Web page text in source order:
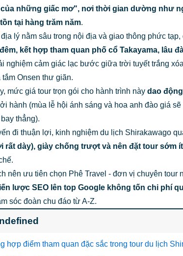
những giấc mơ", nơi thời gian dường như
tại hàng trăm năm.
địa lý nằm sâu trong nội địa và giao thông phức
kết hợp tham quan phố cổ Takayama, lâu
nghiệm cảm giác lạc bước giữa trời tuyết trắng
tắm Onsen thư giãn.
mức giá tour trọn gói cho hành trình này dao
hành (mùa lễ hội ánh sáng và hoa anh đào giá
thẳng).
đi thuận lợi, kinh nghiệm du lịch Shirakawago
rất dày), giày chống trượt và nên đặt tour sớm
nên ưu tiên chọn Phê Travel - đơn vị chuyên tour
lược SEO lên top Google không tốn chi phí
sóc đoàn chu đáo từ A-Z.
hợp điểm tham quan đặc sắc trong tour du lịch